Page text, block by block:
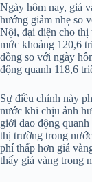
Ngày hôm nay, giá
hướng giảm nhẹ so
Nội, đại diện cho thị
mức khoảng 120,6
đồng so với ngày
động quanh 118,6
Sự điều chỉnh này
nước khi chịu ảnh
giới dao động
thị trường trong
phí thấp hơn giá
thấy giá vàng trong